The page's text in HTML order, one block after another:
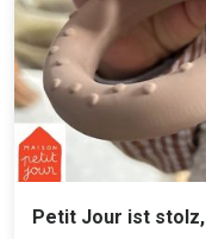
Petit Jour ist